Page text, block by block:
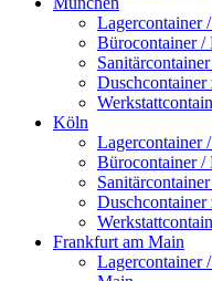
Lagercontainer
Bürocontainer /
Köln
Lagercontainer
Bürocontainer /
Frankfurt am Main
Lagercontainer